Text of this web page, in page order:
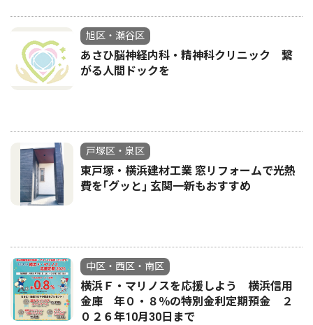
旭区・瀬谷区
あさひ脳神経内科・精神科クリニック 繋
がる人間ドックを
戸塚区・泉区
東戸塚・横浜建材工業 窓リフォームで光熱
費を｢グッと｣ 玄関一新もおすすめ
中区・西区・南区
横浜Ｆ・マリノスを応援しよう 横浜信用
金庫 年０・８％の特別金利定期預金 ２
０２６年10月30日まで